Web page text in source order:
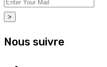
>
Nous suivre